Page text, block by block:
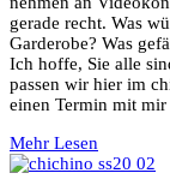
gerade recht. Was
Garderobe? Was
Ich hoffe, Sie alle
passen wir hier im
einen Termin mit
Mehr Lesen